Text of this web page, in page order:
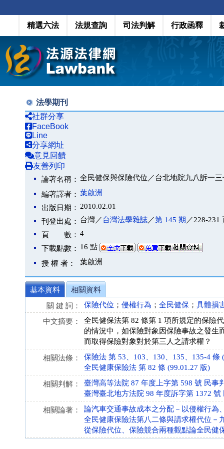
精選六法 法規查詢 司法判解 行政函釋
法學期刊
社群分享
FaceBook
Line
分享網址
意見回饋
友善列印
論著名稱： 全民健保與保險代位／台北地院九八訴一三
編著譯者： 葉啟洲
出版日期： 2010.02.01
刊登出處： 台灣／台灣法學雜誌／第 145 期 ／228-231
頁 數： 4
下載點數： 16 點
授 權 者： 葉啟洲
基本資料
相關資料
關 鍵 詞：
保險代位 ； 侵權行為 ； 全民健保 ； 具體損
中文摘要：
全民健保法第 82 條第 1 項所規定的保險
的情況中，如保險對象因保險事故之發生
而取得保險對象對於第三人之請求權？
相關法條：
保險法 第 53、103、130、135、135-4 條
全民健康保險法 第 82 條 (99.01.27 版)
相關判解：
臺灣高等法院 87 年度上字第 598 號 民事
臺灣臺北地方法院 98 年度訴字第 1372 號
相關論著：
論汽車交通事故成本之分配－以侵權行為
全民健康保險法第八二條與請求權代位－
從保險代位、保險競合兩種觀點論全民健